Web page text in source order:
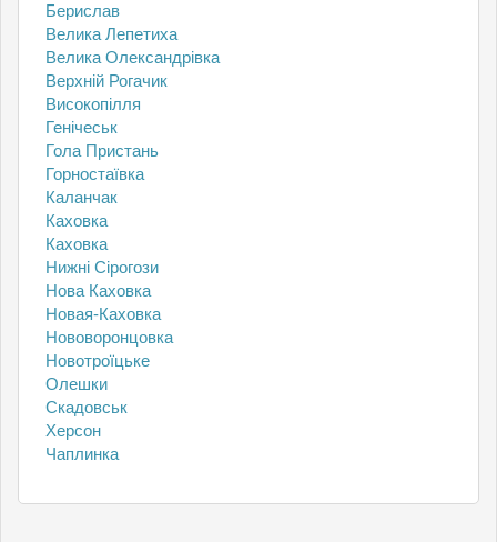
Берислав
Велика Лепетиха
Велика Олександрівка
Верхній Рогачик
Високопілля
Генічеськ
Гола Пристань
Горностаївка
Каланчак
Каховка
Каховка
Нижні Сірогози
Нова Каховка
Новая-Каховка
Нововоронцовка
Новотроїцьке
Олешки
Скадовськ
Херсон
Чаплинка